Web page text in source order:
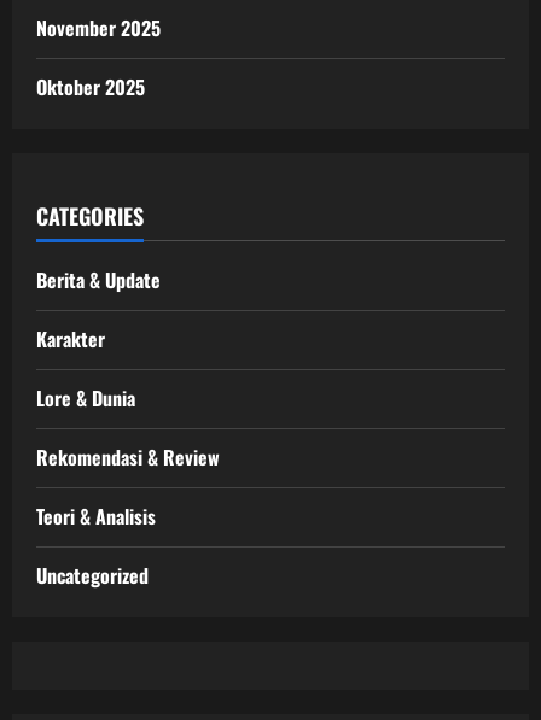
November 2025
Oktober 2025
CATEGORIES
Berita & Update
Karakter
Lore & Dunia
Rekomendasi & Review
Teori & Analisis
Uncategorized